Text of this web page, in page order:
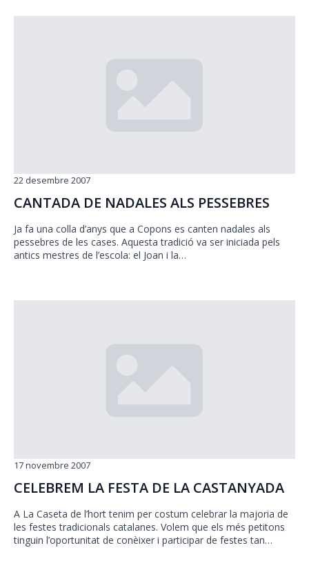
CANTADA DE NADALES ALS PESSEBRES
22 desembre 2007
Ja fa una colla d’anys que a Copons es canten nadales als
pessebres de les cases. Aquesta tradició va ser iniciada pels
antics mestres de l’escola: el Joan i la…
CELEBREM LA FESTA DE LA CASTANYADA
17 novembre 2007
A La Caseta de l’hort tenim per costum celebrar la majoria de
les festes tradicionals catalanes. Volem que els més petitons
tinguin l’oportunitat de conèixer i participar de festes tan…